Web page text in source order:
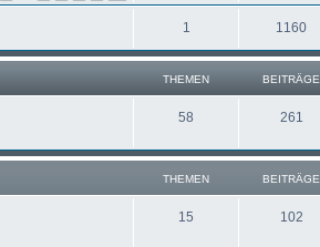
1 1160
THEMEN BEITRÄGE
58 261
THEMEN BEITRÄGE
15 102